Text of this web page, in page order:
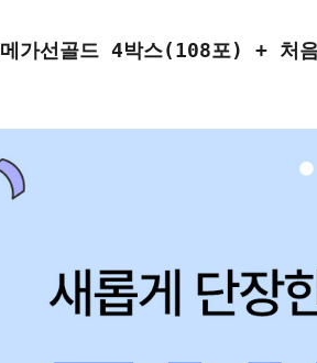
메가선골드 4박스(108포) + 처